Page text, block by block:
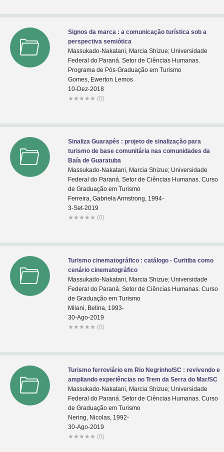
Signos da marca : a comunicação turística sob a
perspectiva semiótica
Massukado-Nakatani, Marcia Shizue; Universidade
Federal do Paraná. Setor de Ciências Humanas.
Programa de Pós-Graduação em Turismo
Gomes, Ewerton Lemos
10-Dez-2018
★ ★ ★ ★ ★ (0)
Sinaliza Guarapés : projeto de sinalização para
turismo de base comunitária nas comunidades da
Baía de Guaratuba
Massukado-Nakatani, Marcia Shizue; Universidade
Federal do Paraná. Setor de Ciências Humanas. Curso
de Graduação em Turismo
Ferreira, Gabriela Armstrong, 1994-
3-Set-2019
★ ★ ★ ★ ★ (0)
Turismo cinematográfico : catálogo - Curitiba como
cenário cinematográfico
Massukado-Nakatani, Marcia Shizue; Universidade
Federal do Paraná. Setor de Ciências Humanas. Curso
de Graduação em Turismo
Milani, Betina, 1993-
30-Ago-2019
★ ★ ★ ★ ★ (0)
Turismo ferroviário em Rio Negrinho/SC : revivendo e
ampliando experiências no Trem da Serra do Mar/SC
Massukado-Nakatani, Marcia Shizue; Universidade
Federal do Paraná. Setor de Ciências Humanas. Curso
de Graduação em Turismo
Nering, Nicolas, 1992-
30-Ago-2019
★ ★ ★ ★ ★ (0)